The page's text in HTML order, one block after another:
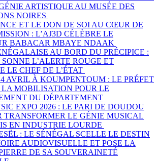
ARTISTIQUE AU MUSÉE DES
NOIRES
ET LE DON DE SOI AU CŒUR DE
: L’AJ3D CÉLÈBRE LE
BABACAR MBAYE NDAAK
AU BORD DU PRÉCIPICE :
L’ALERTE ROUGE ET
LE CHEF DE L’ÉTAT
AVRIL À KOUMPENTOUM : LE PRÉFET
MOBILISATION POUR LE
DU DÉPARTEMENT
EXPO 2026 : LE PARI DE DOUDOU
TRANSFORMER LE GÉNIE MUSICAL
EN INDUSTRIE LOURDE
: LE SÉNÉGAL SCELLE LE DESTIN
AUDIOVISUELLE ET POSE LA
DE SA SOUVERAINETÉ